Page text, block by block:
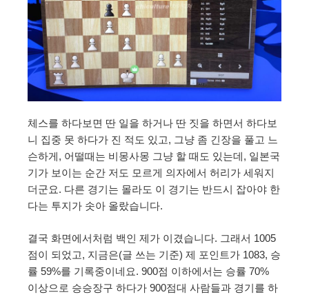
체스를 하다보면 딴 일을 하거나 딴 짓을 하면서 하다보
니 집중 못 하다가 진 적도 있고, 그냥 좀 긴장을 풀고 느
슨하게, 어떨때는 비몽사몽 그냥 할 때도 있는데, 일본국
기가 보이는 순간 저도 모르게 의자에서 허리가 세워지
더군요. 다른 경기는 몰라도 이 경기는 반드시 잡아야 한
다는 투지가 솟아 올랐습니다.
결국 화면에서처럼 백인 제가 이겼습니다. 그래서 1005
점이 되었고, 지금은(글 쓰는 기준) 제 포인트가 1083, 승
률 59%를 기록중이네요. 900점 이하에서는 승률 70%
이상으로 승승장구 하다가 900점대 사람들과 경기를 하